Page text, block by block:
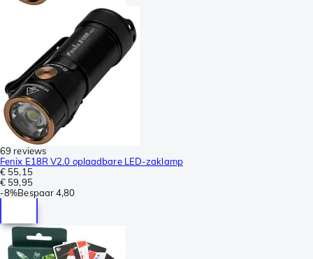
69 reviews
Fenix E18R V2.0 oplaadbare LED-zaklamp
€ 55,15
€ 59,95
-8%Bespaar4,80